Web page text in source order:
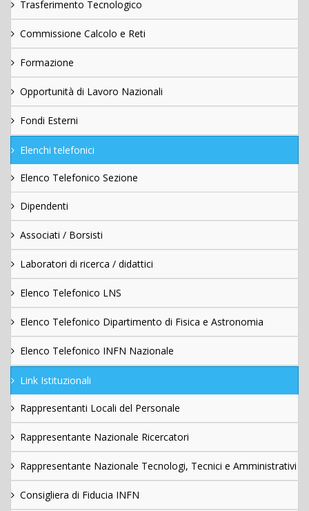
Trasferimento Tecnologico
Commissione Calcolo e Reti
Formazione
Opportunità di Lavoro Nazionali
Fondi Esterni
Elenchi telefonici
Elenco Telefonico Sezione
Dipendenti
Associati / Borsisti
Laboratori di ricerca / didattici
Elenco Telefonico LNS
Elenco Telefonico Dipartimento di Fisica e Astronomia
Elenco Telefonico INFN Nazionale
Link Istituzionali
Rappresentanti Locali del Personale
Rappresentante Nazionale Ricercatori
Rappresentante Nazionale Tecnologi, Tecnici e Amministrativi
Consigliera di Fiducia INFN